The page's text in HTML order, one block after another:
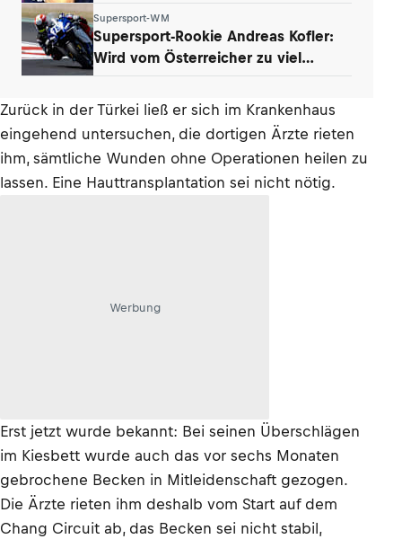
Supersport-WM
Supersport-Rookie Andreas Kofler:
Wird vom Österreicher zu viel
Zurück in der Türkei ließ er sich im Krankenhaus
eingehend untersuchen, die dortigen Ärzte rieten
ihm, sämtliche Wunden ohne Operationen heilen zu
lassen. Eine Hauttransplantation sei nicht nötig.
Werbung
Erst jetzt wurde bekannt: Bei seinen Überschlägen
im Kiesbett wurde auch das vor sechs Monaten
gebrochene Becken in Mitleidenschaft gezogen.
Die Ärzte rieten ihm deshalb vom Start auf dem
Chang Circuit ab, das Becken sei nicht stabil,